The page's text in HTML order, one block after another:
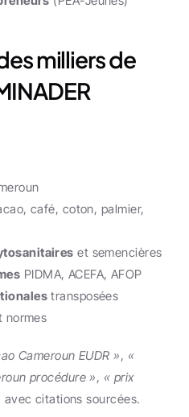
milliers de
café, coton, palmier,
et semencières
PIDMA, ACEFA, AFOP
transposées
normes
Cameroun EUDR », «
procédure », « prix
avec citations sourcées.